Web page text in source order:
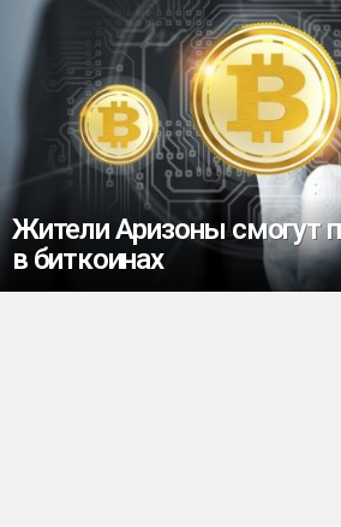
Жители Аризоны смогут
в биткоинах